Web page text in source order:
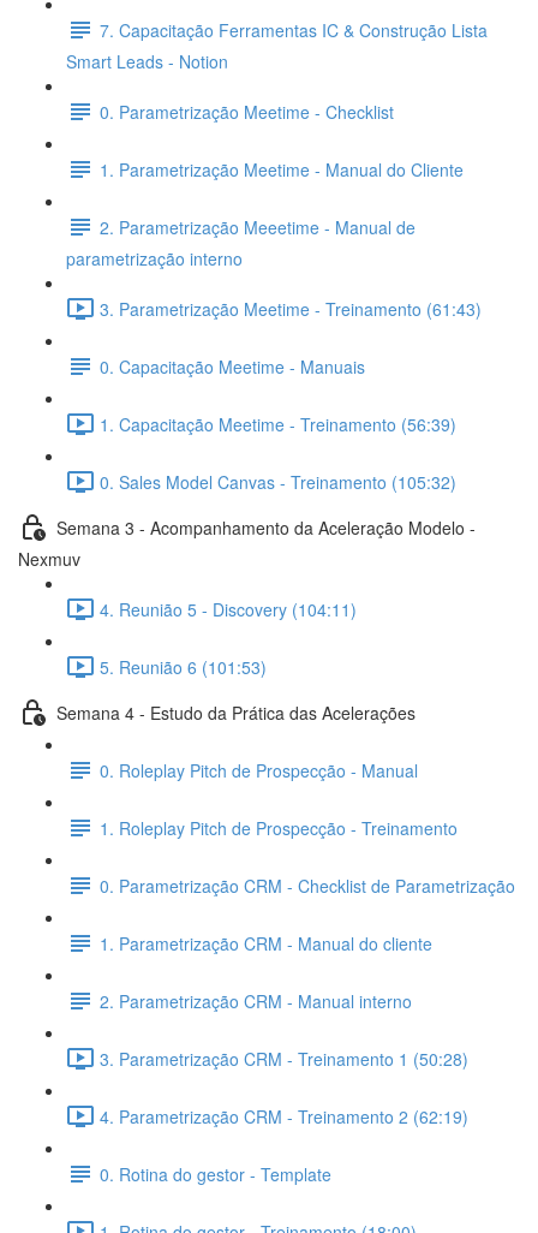
7. Capacitação Ferramentas IC & Construção Lista
Smart Leads - Notion
0. Parametrização Meetime - Checklist
1. Parametrização Meetime - Manual do Cliente
2. Parametrização Meeetime - Manual de
parametrização interno
3. Parametrização Meetime - Treinamento (61:43)
0. Capacitação Meetime - Manuais
1. Capacitação Meetime - Treinamento (56:39)
0. Sales Model Canvas - Treinamento (105:32)
Semana 3 - Acompanhamento da Aceleração Modelo -
Nexmuv
4. Reunião 5 - Discovery (104:11)
5. Reunião 6 (101:53)
Semana 4 - Estudo da Prática das Acelerações
0. Roleplay Pitch de Prospecção - Manual
1. Roleplay Pitch de Prospecção - Treinamento
0. Parametrização CRM - Checklist de Parametrização
1. Parametrização CRM - Manual do cliente
2. Parametrização CRM - Manual interno
3. Parametrização CRM - Treinamento 1 (50:28)
4. Parametrização CRM - Treinamento 2 (62:19)
0. Rotina do gestor - Template